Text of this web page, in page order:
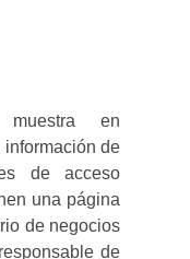
en
información de
de acceso
una página
de negocios
de